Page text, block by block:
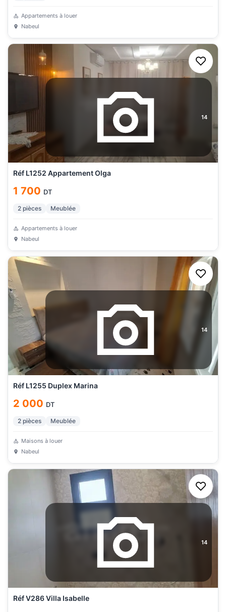
Appartements à louer
Nabeul
14
Réf L1252 Appartement Olga
1 700 DT
2 pièces Meublée
Appartements à louer
Nabeul
14
Réf L1255 Duplex Marina
2 000 DT
2 pièces Meublée
Maisons à louer
Nabeul
14
Réf V286 Villa Isabelle